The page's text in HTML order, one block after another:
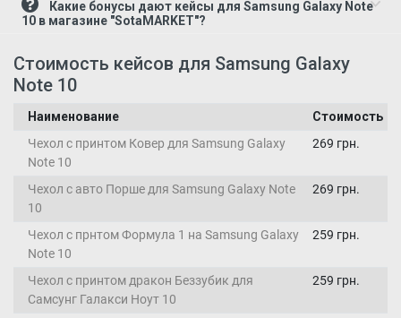
10 в магазине "SotaMARKET"?
Стоимость кейсов для Samsung Galaxy
Note 10
Наименование
Стоимость
Чехол с принтом Ковер для Samsung Galaxy
Note 10
269 грн.
Чехол с авто Порше для Samsung Galaxy Note
10
269 грн.
Чехол с прнтом Формула 1 на Samsung Galaxy
Note 10
259 грн.
Чехол с принтом дракон Беззубик для
Самсунг Галакси Ноут 10
259 грн.